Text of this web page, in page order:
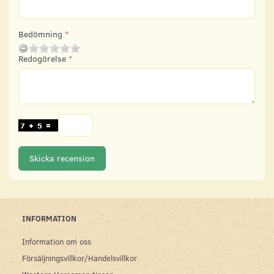
Bedömning
Redogörelse
Skicka recension
INFORMATION
Information om oss
Försäljningsvillkor/Handelsvillkor